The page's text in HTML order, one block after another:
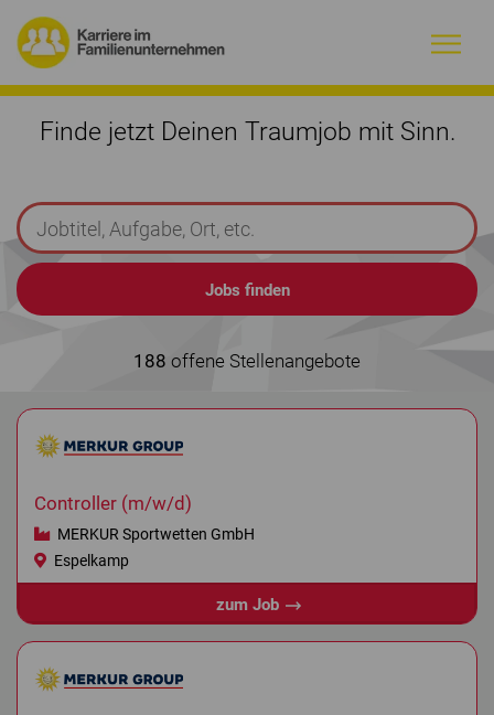
Warum Familienunternehmen?
Jobs
Magazin
Kontakt
Finde jetzt Deinen Traumjob mit Sinn.
188 offene Stellenangebote
Controller (m/w/d)
MERKUR Sportwetten GmbH
Espelkamp
zum Job